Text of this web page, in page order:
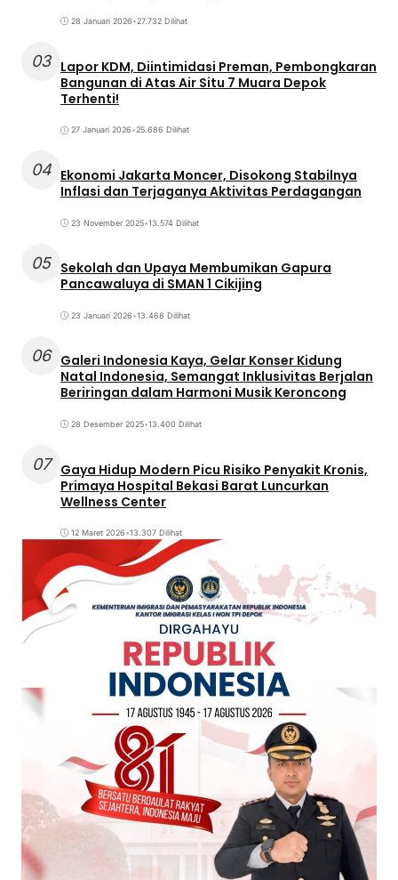
28 Januari 2026•27.732 Dilihat
03 Lapor KDM, Diintimidasi Preman, Pembongkaran
Bangunan di Atas Air Situ 7 Muara Depok
Terhenti!
27 Januari 2026•25.686 Dilihat
04 Ekonomi Jakarta Moncer, Disokong Stabilnya
Inflasi dan Terjaganya Aktivitas Perdagangan
23 November 2025•13.574 Dilihat
05 Sekolah dan Upaya Membumikan Gapura
Pancawaluya di SMAN 1 Cikijing
23 Januari 2026•13.468 Dilihat
06 Galeri Indonesia Kaya, Gelar Konser Kidung
Natal Indonesia, Semangat Inklusivitas Berjalan
Beriringan dalam Harmoni Musik Keroncong
28 Desember 2025•13.400 Dilihat
07
Gaya Hidup Modern Picu Risiko Penyakit Kronis,
Primaya Hospital Bekasi Barat Luncurkan
Wellness Center
12 Maret 2026•13.307 Dilihat